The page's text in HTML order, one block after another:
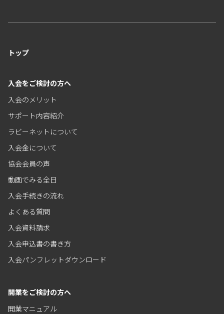
トップ
入会をご検討の方へ
入会のメリット
サポート内容紹介
ラビーネットについて
入会金について
協会会員の声
動画でみる全日
入会手続きの流れ
よくある質問
入会資料請求
入会申込書の書き方
入会パンフレットダウンロード
開業をご検討の方へ
開業マニュアル